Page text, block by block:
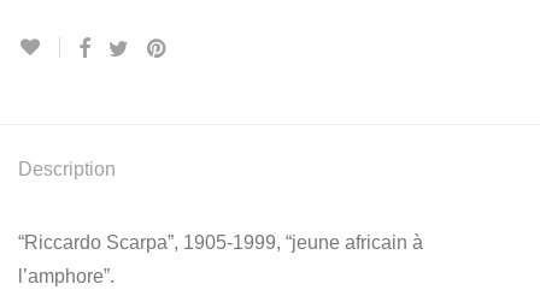
Description
“Riccardo Scarpa”, 1905-1999, “jeune africain à
l’amphore”.